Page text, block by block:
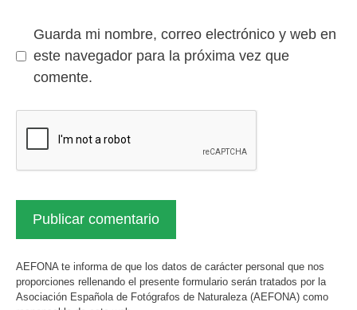
Guarda mi nombre, correo electrónico y web en
este navegador para la próxima vez que
comente.
AEFONA te informa de que los datos de carácter personal que nos
proporciones rellenando el presente formulario serán tratados por la
Asociación Española de Fotógrafos de Naturaleza (AEFONA) como